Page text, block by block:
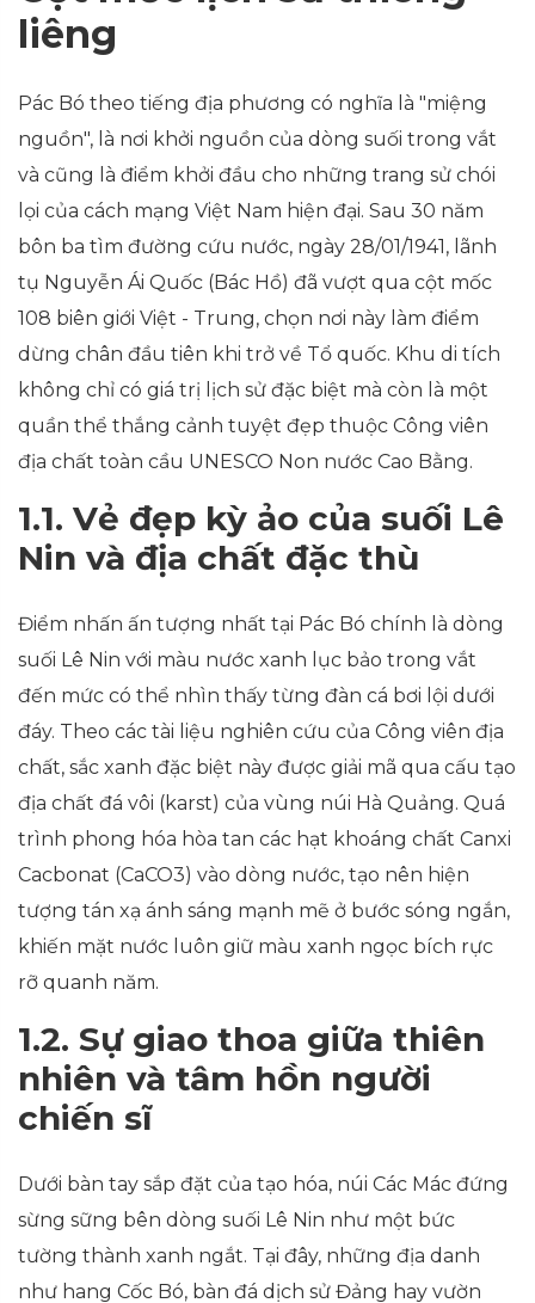
liêng
Pác Bó theo tiếng địa phương có nghĩa là "miệng
nguồn", là nơi khởi nguồn của dòng suối trong vắt
và cũng là điểm khởi đầu cho những trang sử chói
lọi của cách mạng Việt Nam hiện đại. Sau 30 năm
bôn ba tìm đường cứu nước, ngày 28/01/1941, lãnh
tụ Nguyễn Ái Quốc (Bác Hồ) đã vượt qua cột mốc
108 biên giới Việt - Trung, chọn nơi này làm điểm
dừng chân đầu tiên khi trở về Tổ quốc. Khu di tích
không chỉ có giá trị lịch sử đặc biệt mà còn là một
quần thể thắng cảnh tuyệt đẹp thuộc Công viên
địa chất toàn cầu UNESCO Non nước Cao Bằng.
1.1. Vẻ đẹp kỳ ảo của suối Lê
Nin và địa chất đặc thù
Điểm nhấn ấn tượng nhất tại Pác Bó chính là dòng
suối Lê Nin với màu nước xanh lục bảo trong vắt
đến mức có thể nhìn thấy từng đàn cá bơi lội dưới
đáy. Theo các tài liệu nghiên cứu của Công viên địa
chất, sắc xanh đặc biệt này được giải mã qua cấu tạo
địa chất đá vôi (karst) của vùng núi Hà Quảng. Quá
trình phong hóa hòa tan các hạt khoáng chất Canxi
Cacbonat (CaCO3) vào dòng nước, tạo nên hiện
tượng tán xạ ánh sáng mạnh mẽ ở bước sóng ngắn,
khiến mặt nước luôn giữ màu xanh ngọc bích rực
rỡ quanh năm.
1.2. Sự giao thoa giữa thiên
nhiên và tâm hồn người
chiến sĩ
Dưới bàn tay sắp đặt của tạo hóa, núi Các Mác đứng
sừng sững bên dòng suối Lê Nin như một bức
tường thành xanh ngắt. Tại đây, những địa danh
như hang Cốc Bó, bàn đá dịch sử Đảng hay vườn